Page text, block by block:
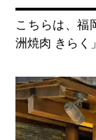
こちらは、福
洲焼肉 きらく